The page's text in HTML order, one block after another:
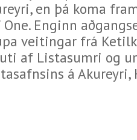
en þá koma
One. Enginn
veitingar frá
af Listasumri og
á